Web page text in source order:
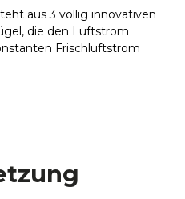
aus 3 völlig innovativen
die den Luftstrom
Frischluftstrom
Sie zwischen den 6
und passen Sie die
Ihre Bedürfnisse an.
drehend, können Sie im